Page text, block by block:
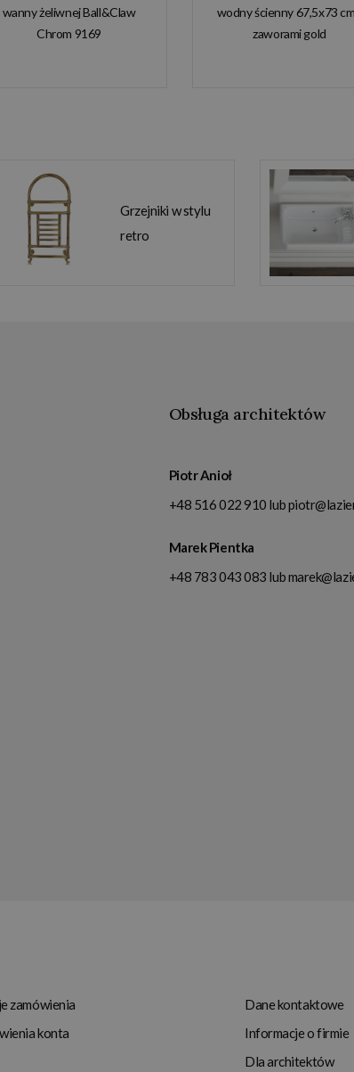
wanny żeliwnej Ball&Claw
Chrom 9169
wodny ścienny 67,5x73
zaworami gold
Grzejniki w stylu
retro
Obsługa architektów
Piotr Anioł
+48 516 022 910 lub
Marek Pientka
+48 783 043 083 lub
zamówienia
konta
Dane kontaktowe
Informacje o firmie
Dla architektów